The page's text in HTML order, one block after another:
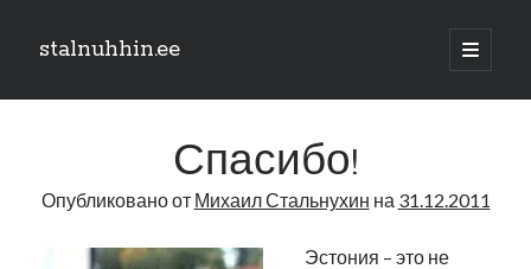
stalnuhhin.ee
отрыть
Боковая
панель
Рубрики
Спасибо!
Опубликовано от Михаил Стальнухин на 31.12.2011
Эстония – это не